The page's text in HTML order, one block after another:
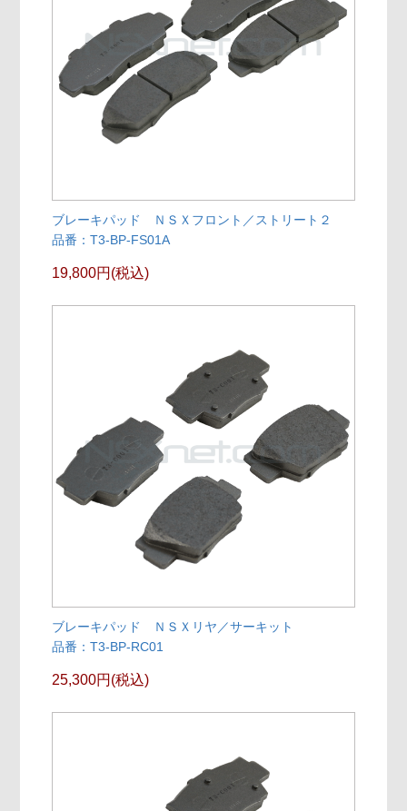
ブレーキパッド ＮＳＸフロント／ストリート２
品番：T3-BP-FS01A
19,800円(税込)
ブレーキパッド ＮＳＸリヤ／サーキット
品番：T3-BP-RC01
25,300円(税込)